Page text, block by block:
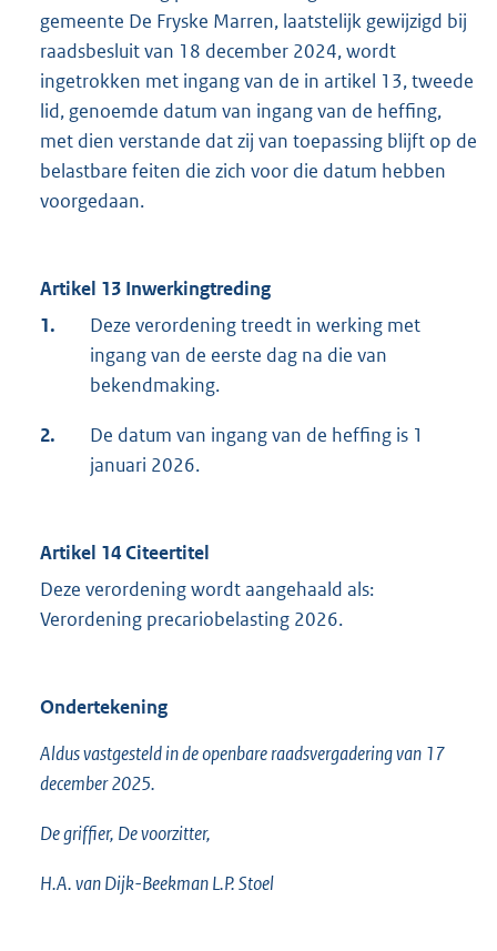
gemeente De Fryske Marren, laatstelijk gewijzigd bij
raadsbesluit van 18 december 2024, wordt
ingetrokken met ingang van de in artikel 13, tweede
lid, genoemde datum van ingang van de heffing,
met dien verstande dat zij van toepassing blijft op de
belastbare feiten die zich voor die datum hebben
voorgedaan.
Artikel 13 Inwerkingtreding
1.
Deze verordening treedt in werking met
ingang van de eerste dag na die van
bekendmaking.
2.
De datum van ingang van de heffing is 1
januari 2026.
Artikel 14 Citeertitel
Deze verordening wordt aangehaald als:
Verordening precariobelasting 2026.
Ondertekening
Aldus vastgesteld in de openbare raadsvergadering van 17
december 2025.
De griffier, De voorzitter,
H.A. van Dijk-Beekman L.P. Stoel